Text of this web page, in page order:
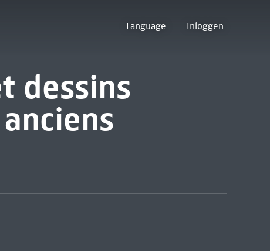
Language Inloggen
dessins